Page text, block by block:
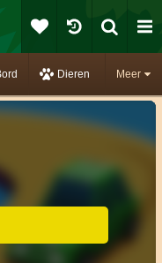
Meer
Dieren